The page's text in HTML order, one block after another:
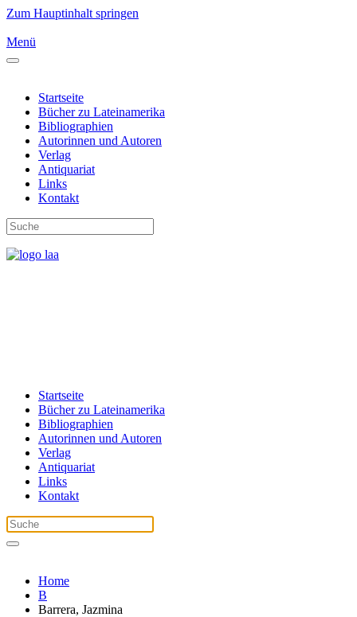
Zum Hauptinhalt springen
Menü
Startseite
Bücher zu Lateinamerika
Bibliographien
Autorinnen und Autoren
Verlag
Antiquariat
Links
Kontakt
Startseite
Bücher zu Lateinamerika
Bibliographien
Autorinnen und Autoren
Verlag
Antiquariat
Links
Kontakt
Home
B
Barrera, Jazmina